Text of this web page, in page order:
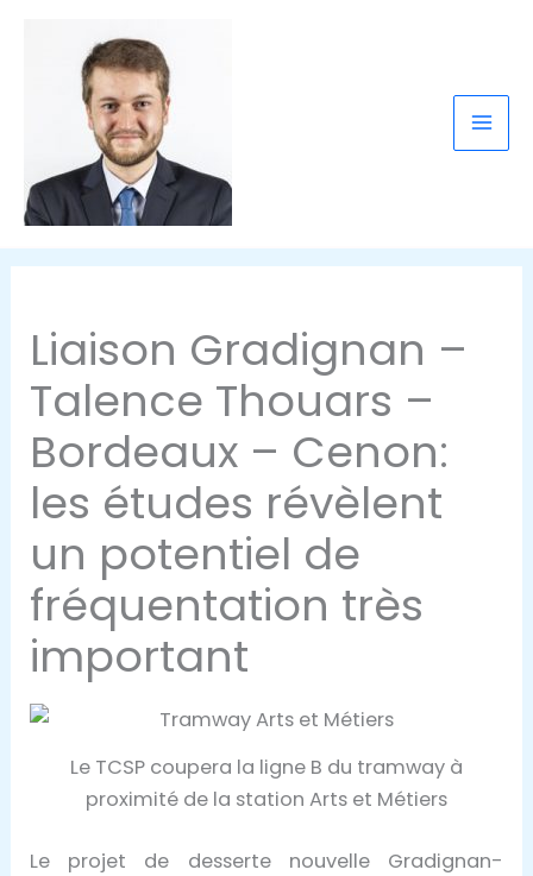
Liaison Gradignan –
Talence Thouars –
Bordeaux – Cenon:
les études révèlent
un potentiel de
fréquentation très
important
Le TCSP coupera la ligne B du tramway à
proximité de la station Arts et Métiers
Le projet de desserte nouvelle Gradignan-